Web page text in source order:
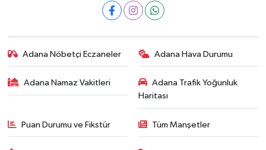
Adana Nöbetçi Eczaneler Adana Hava Durumu
Adana Namaz Vakitleri
Adana Trafik Yoğunluk
Haritası
Puan Durumu ve Fikstür Tüm Manşetler